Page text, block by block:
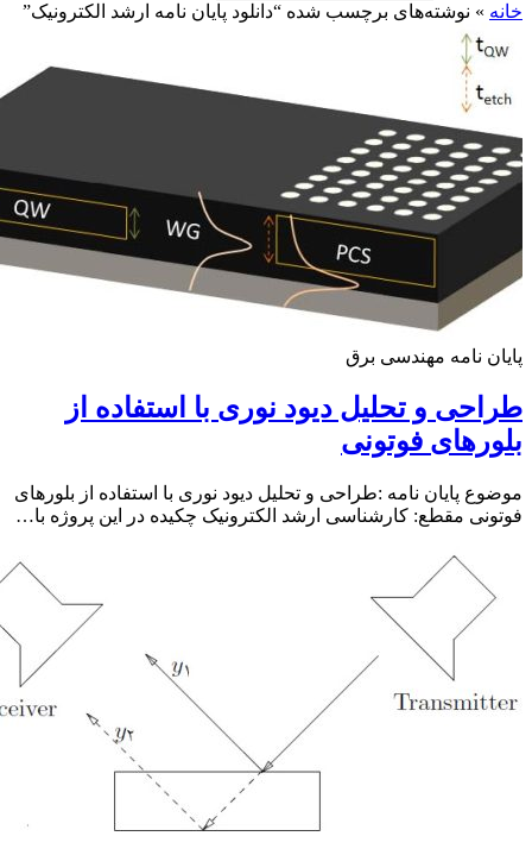
»نوشته‌های برچسب شده “دانلود پایان نامه ارشد الکترونیک”
نامه مهندسی برق
و تحلیل دیود نوری با استفاده از
فوتونی
پایان نامه :طراحی و تحلیل دیود نوری با استفاده از بلورهای
مقطع: کارشناسی ارشد الکترونیک چکیده در اﻳﻦ ﭘﺮوژه ﺑﺎ…